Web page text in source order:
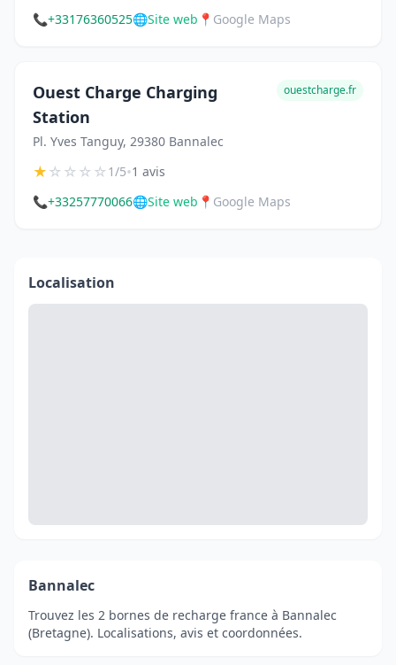
📞+33176360525🌐Site web 📍 Google Maps
Ouest Charge Charging
Station
Pl. Yves Tanguy, 29380 Bannalec
ouestcharge.fr
★☆☆☆☆1/5•1 avis
📞+33257770066🌐Site web 📍 Google Maps
Localisation
Bannalec
Trouvez les 2 bornes de recharge france à Bannalec
(Bretagne). Localisations, avis et coordonnées.